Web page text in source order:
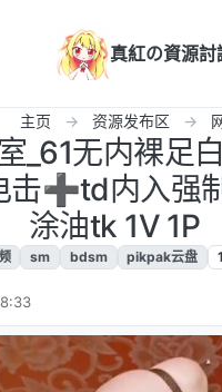
真紅の資源討
主页 资源发布区
_61无内裸足
击➕td内入强
涂油tk 1V 1P
sm bdsm pikpak云盘 1